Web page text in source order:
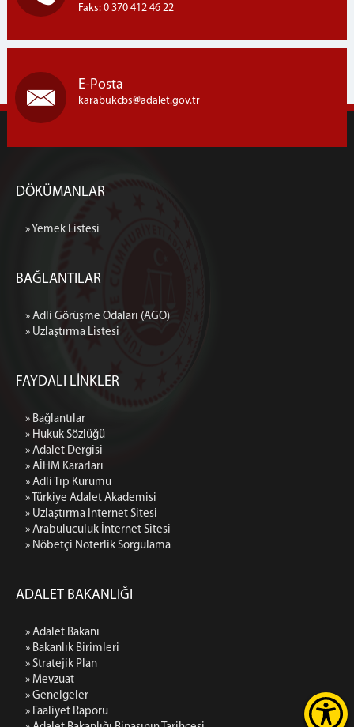
Faks: 0 370 412 46 22
E-Posta
karabukcbs adalet.gov.tr
DÖKÜMANLAR
» Yemek Listesi
BAĞLANTILAR
» Adli Görüşme Odaları (AGO)
» Uzlaştırma Listesi
FAYDALI LİNKLER
» Bağlantılar
» Hukuk Sözlüğü
» Adalet Dergisi
» AİHM Kararları
» Adli Tıp Kurumu
» Türkiye Adalet Akademisi
» Uzlaştırma İnternet Sitesi
» Arabuluculuk İnternet Sitesi
» Nöbetçi Noterlik Sorgulama
ADALET BAKANLIĞI
» Adalet Bakanı
» Bakanlık Birimleri
» Stratejik Plan
» Mevzuat
» Genelgeler
» Faaliyet Raporu